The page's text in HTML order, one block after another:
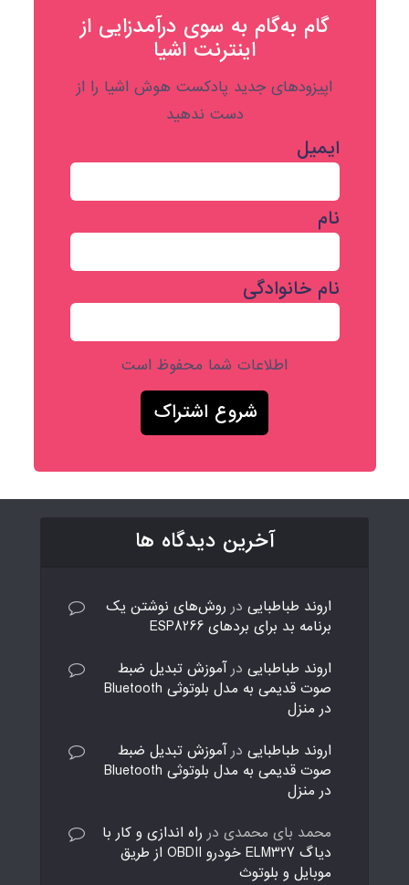
گام به‌گام به‌ سوی درآمدزایی از
اینترنت اشیا
اپیزودهای جدید پادکست هوش اشیا را از
دست ندهید
ایمیل
نام
نام خانوادگی
اطلاعات شما محفوظ است
آخرین دیدگاه ها
اروند طباطبایی در روش‌های نوشتن یک
برنامه بد برای بردهای ESP8266
اروند طباطبایی درآموزش تبدیل ضبط
صوت قدیمی به مدل بلوتوثی Bluetooth
در منزل
اروند طباطبایی درآموزش تبدیل ضبط
صوت قدیمی به مدل بلوتوثی Bluetooth
در منزل
محمد بای محمدی در راه اندازی و کار با
دیاگ ELM327 خودرو OBDII از طریق
موبایل و بلوتوث